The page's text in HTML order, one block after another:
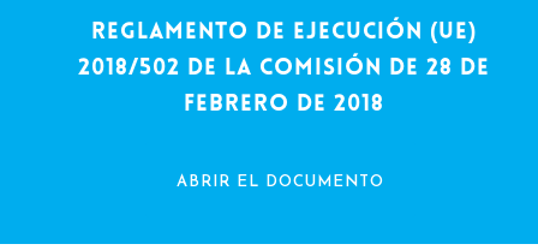
REGLAMENTO DE EJECUCIÓN (UE)
2018/502 DE LA COMISIÓN de 28 de
febrero de 2018
ABRIR EL DOCUMENTO